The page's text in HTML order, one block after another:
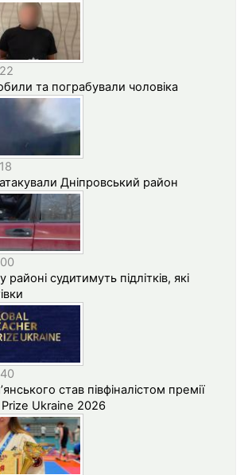
та пограбували чоловіка
Дніпровський район
судитимуть підлітків, які
став півфіналістом премії
Ukraine 2026